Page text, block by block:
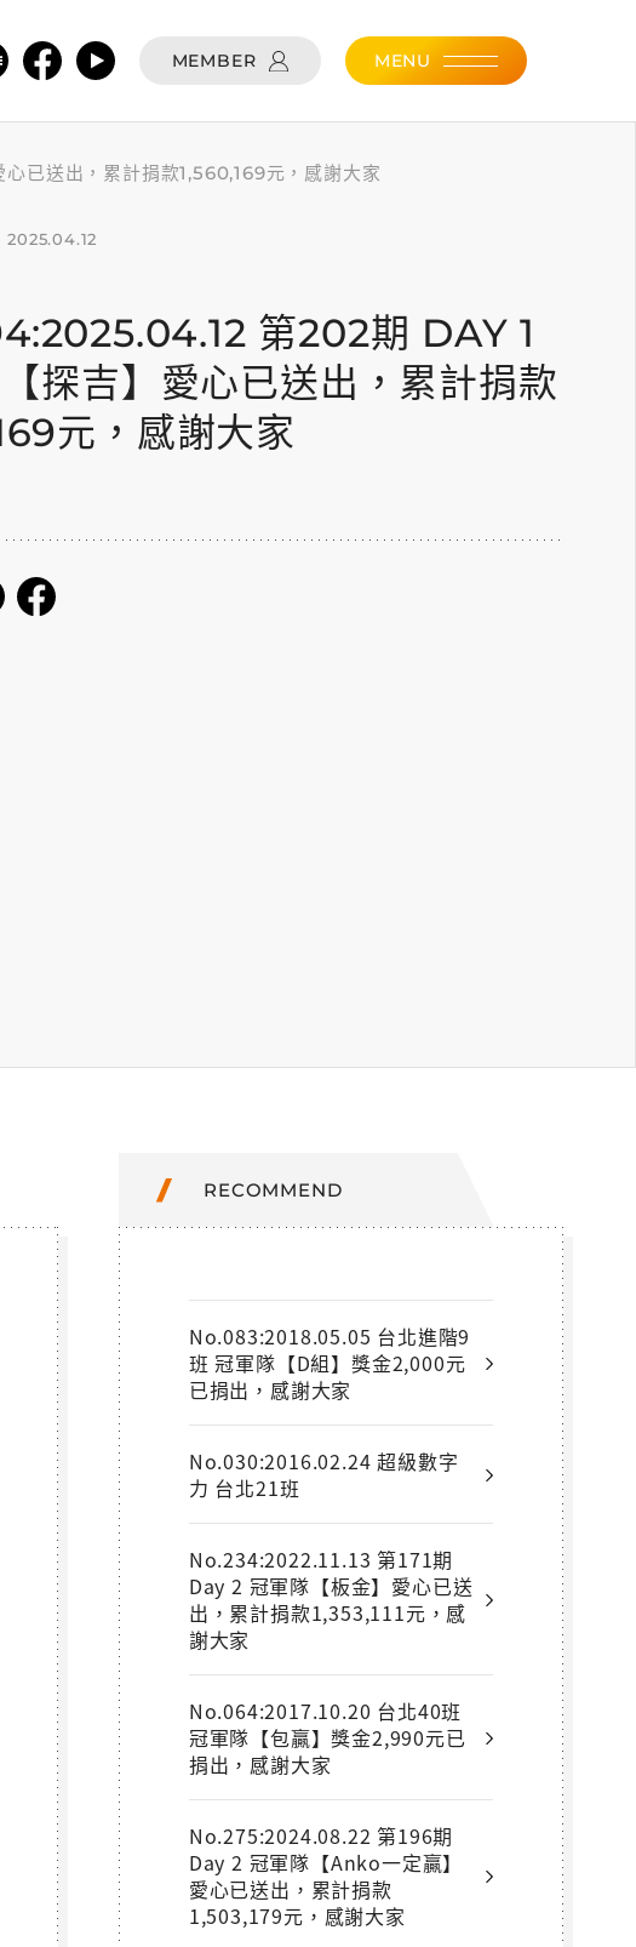
MEMBER MENU
已送出，累計捐款1,560,169元，感謝大家
2025.04.12
第202期 DAY 1
探吉】愛心已送出，累計捐款
元，感謝大家
RECOMMEND
No.083:2018.05.05 台北進階9
班 冠軍隊【D組】獎金2,000元
已捐出，感謝大家
No.030:2016.02.24 超級數字
力 台北21班
No.234:2022.11.13 第171期
Day 2 冠軍隊【板金】愛心已送
出，累計捐款1,353,111元，感
謝大家
No.064:2017.10.20 台北40班
冠軍隊【包贏】獎金2,990元已
捐出，感謝大家
No.275:2024.08.22 第196期
Day 2 冠軍隊【Anko一定贏】
愛心已送出，累計捐款
1,503,179元，感謝大家